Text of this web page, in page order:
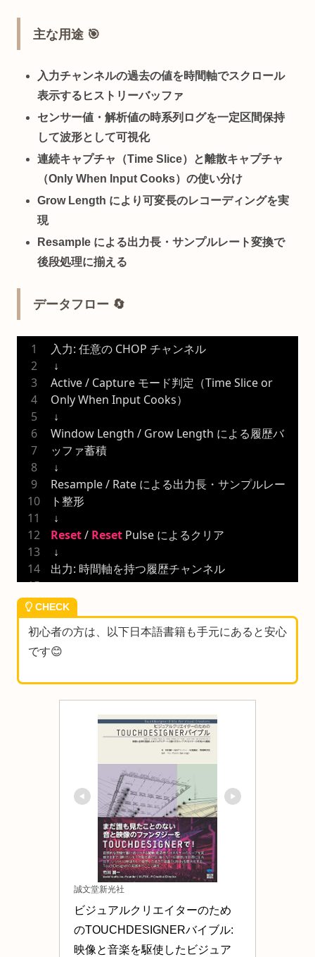
主な用途 🎯
入力チャンネルの過去の値を時間軸でスクロール
表示するヒストリーバッファ
センサー値・解析値の時系列ログを一定区間保持
して波形として可視化
連続キャプチャ（Time Slice）と離散キャプチャ
（Only When Input Cooks）の使い分け
Grow Length により可変長のレコーディングを実
現
Resample による出力長・サンプルレート変換で
後段処理に揃える
データフロー 🔄
入力: 任意の CHOP チャンネル
↓
Active / Capture モード判定（Time Slice or
Only When Input Cooks）
↓
Window Length / Grow Length による履歴バ
ッファ蓄積
↓
Resample / Rate による出力長・サンプルレー
ト整形
↓
Reset / Reset Pulse によるクリア
↓
出力: 時間軸を持つ履歴チャンネル
CHECK
初心者の方は、以下日本語書籍も手元にあると安心
です😊
誠文堂新光社
ビジュアルクリエイターのため
のTOUCHDESIGNERバイブル:
映像と音楽を駆使したビジュア